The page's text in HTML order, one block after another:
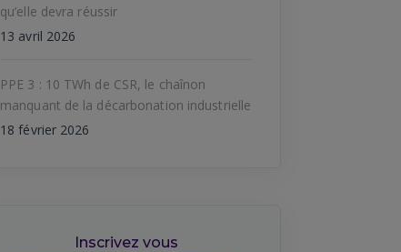
qu’elle devra réussir
13 avril 2026
PPE 3 : 10 TWh de CSR, le chaînon
manquant de la décarbonation industrielle
18 février 2026
Inscrivez vous